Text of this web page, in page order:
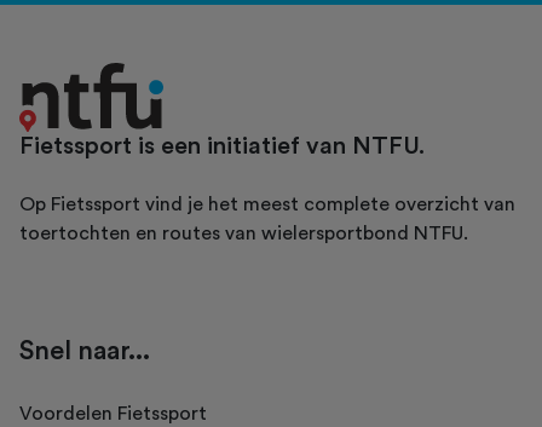
Fietssport is een initiatief van NTFU.
Op Fietssport vind je het meest complete overzicht van
toertochten en routes van wielersportbond NTFU.
Snel naar...
Voordelen Fietssport